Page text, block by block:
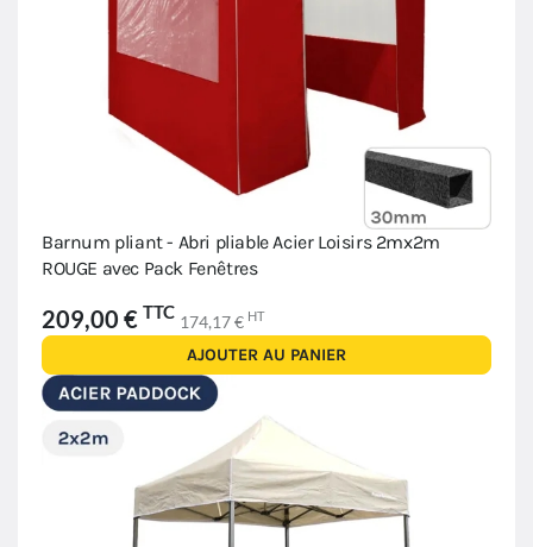
Barnum pliant - Abri pliable Acier Loisirs 2mx2m
ROUGE avec Pack Fenêtres
209,00 € TTC 174,17 € HT
AJOUTER AU PANIER